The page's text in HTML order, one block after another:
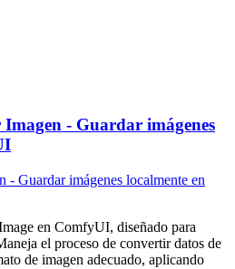
- Guardar imágenes
- Guardar imágenes localmente en
en ComfyUI, diseñado para
el proceso de convertir datos de
de imagen adecuado, aplicando